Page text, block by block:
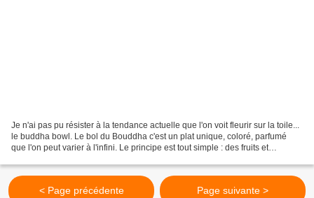
Je n'ai pas pu résister à la tendance actuelle que l'on voit fleurir sur la toile...
le buddha bowl. Le bol du Bouddha c'est un plat unique, coloré, parfumé
que l'on peut varier à l'infini. Le principe est tout simple : des fruits et
< Page précédente Page suivante >